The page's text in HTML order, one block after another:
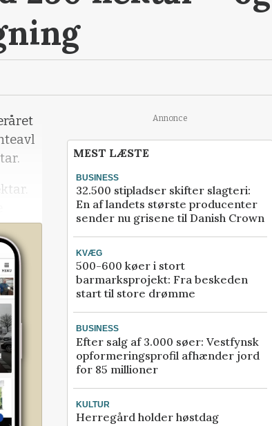
Annonce
MEST LÆSTE
BUSINESS
32.500 stipladser skifter slagteri:
En af landets største producenter
sender nu grisene til Danish Crown
KVÆG
500-600 køer i stort
barmarksprojekt: Fra beskeden
start til store drømme
BUSINESS
Efter salg af 3.000 søer: Vestfynsk
opformeringsprofil afhænder jord
for 85 millioner
KULTUR
Herregård holder høstdag